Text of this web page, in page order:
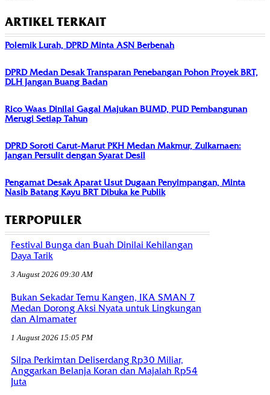
ARTIKEL TERKAIT
Polemik Lurah, DPRD Minta ASN Berbenah
DPRD Medan Desak Transparan Penebangan Pohon Proyek BRT,
DLH Jangan Buang Badan
Rico Waas Dinilai Gagal Majukan BUMD, PUD Pembangunan
Merugi Setiap Tahun
DPRD Soroti Carut-Marut PKH Medan Makmur, Zulkarnaen:
Jangan Persulit dengan Syarat Desil
Pengamat Desak Aparat Usut Dugaan Penyimpangan, Minta
Nasib Batang Kayu BRT Dibuka ke Publik
TERPOPULER
Festival Bunga dan Buah Dinilai Kehilangan
Daya Tarik
3 August 2026 09:30 AM
Bukan Sekadar Temu Kangen, IKA SMAN 7
Medan Dorong Aksi Nyata untuk Lingkungan
dan Almamater
1 August 2026 15:05 PM
Silpa Perkimtan Deliserdang Rp30 Miliar,
Anggarkan Belanja Koran dan Majalah Rp54
Juta